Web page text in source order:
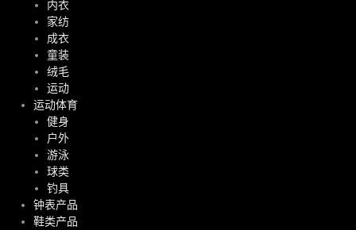
内衣
家纺
成衣
童装
绒毛
运动
运动体育
健身
户外
游泳
球类
钓具
钟表产品
鞋类产品